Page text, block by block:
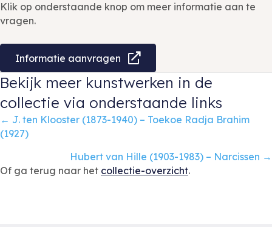
Klik op onderstaande knop om meer informatie aan te
vragen.
Informatie aanvragen
Bekijk meer kunstwerken in de
collectie via onderstaande links
Posts
navigation
← J. ten Klooster (1873-1940) – Toekoe Radja Brahim
(1927)
Hubert van Hille (1903-1983) – Narcissen →
Of ga terug naar het collectie-overzicht.